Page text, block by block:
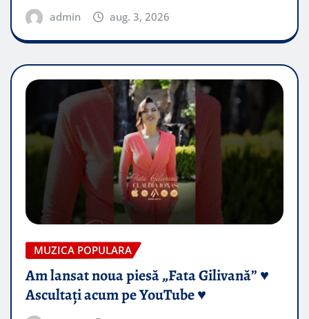
admin aug. 3, 2026
MUZICA POPULARA
Am lansat noua piesă „Fata Gilivană” ♥️
Ascultați acum pe YouTube ♥️